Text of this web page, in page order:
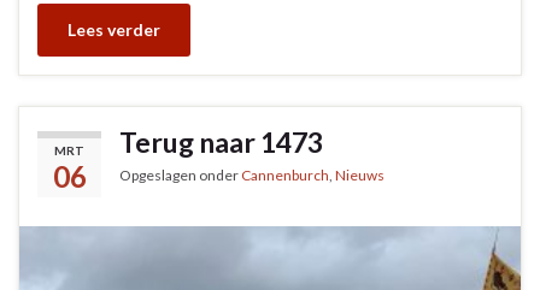
Lees verder
MRT
06
Terug naar 1473
Opgeslagen onder Cannenburch, Nieuws